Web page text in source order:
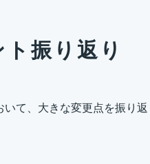
振り返り
て、大きな変更点を振り返